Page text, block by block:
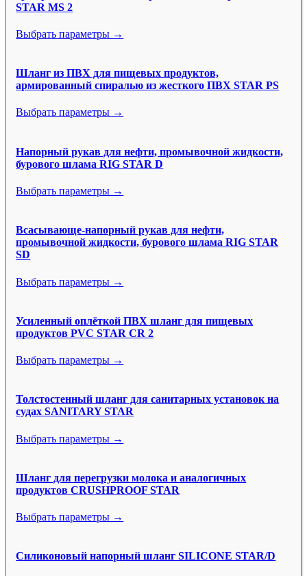
STAR MS 2
Выбрать параметры →
Шланг из ПВХ для пищевых продуктов,
армированный спиралью из жесткого ПВХ STAR PS
Выбрать параметры →
Напорный рукав для нефти, промывочной жидкости,
бурового шлама RIG STAR D
Выбрать параметры →
Всасывающе-напорный рукав для нефти,
промывочной жидкости, бурового шлама RIG STAR
SD
Выбрать параметры →
Усиленный оплёткой ПВХ шланг для пищевых
продуктов PVC STAR CR 2
Выбрать параметры →
Толстостенный шланг для санитарных установок на
судах SANITARY STAR
Выбрать параметры →
Шланг для перегрузки молока и аналогичных
продуктов CRUSHPROOF STAR
Выбрать параметры →
Силиконовый напорный шланг SILICONE STAR/D